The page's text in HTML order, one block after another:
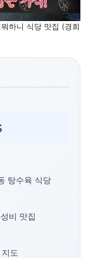
하니 식당 맛집 (경희
탕수육 식당
비 맛집
도